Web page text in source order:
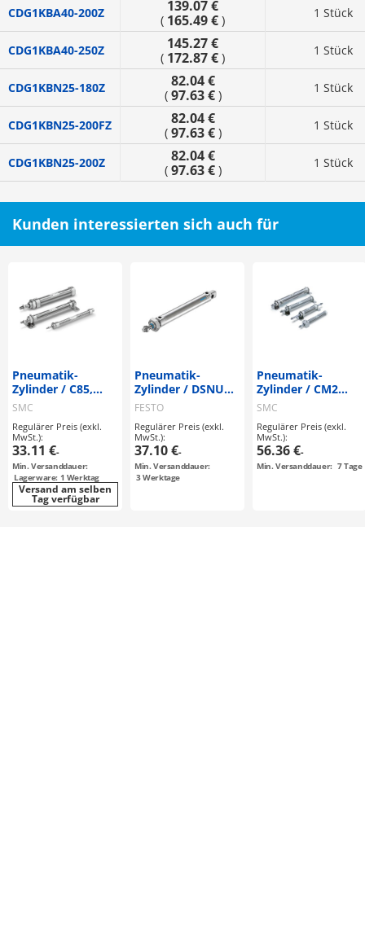
CDG1KBA40-200Z 139.07 €
( 165.49 € ) 1 Stück
CDG1KBA40-250Z 145.27 €
( 172.87 € ) 1 Stück
CDG1KBN25-180Z 82.04 €
( 97.63 €) 1 Stück
CDG1KBN25-200FZ 82.04 €
( 97.63 €) 1 Stück
CDG1KBN25-200Z 82.04 €
( 97.63 €) 1 Stück
Kunden interessierten sich auch für
Pneumatik-
Zylinder / C85,
CD85 / ISO 6432 /
rund /
Gewindeflansch-
Befestigung /
doppelt wirkend
SMC
Regulärer Preis (exkl.
MwSt.):
33.11 €-
Min. Versanddauer:
Lagerware: 1 Werktag
Versand am selben
Tag verfügbar
Pneumatik-
Zylinder / DSNU
Serie /
Rundzylinder
FESTO
Regulärer Preis (exkl.
MwSt.):
37.10 €-
Min. Versanddauer:
3Werktage
Pneumatik-
Zylinder / CM2
Serie /
Gewindeflansch-
Befestigung /
doppelt wirkend /
Kolbenstange
einseitig
SMC
Regulärer Preis (exkl.
MwSt.):
56.36 €-
Min. Versanddauer: 7Tage